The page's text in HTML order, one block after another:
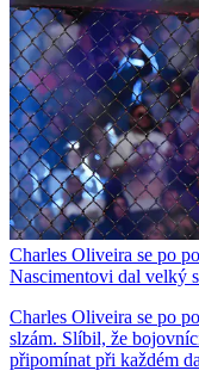
Charles Oliveira se po
Nascimentovi dal velký
Charles Oliveira se po
slzám. Slíbil, že
připomínat při každém